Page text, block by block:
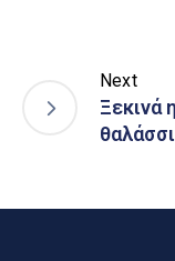
Next
Ξεκινά